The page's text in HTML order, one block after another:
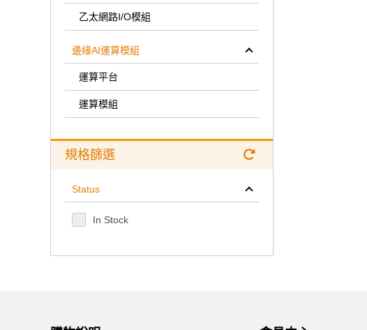
乙太網路I/O模組
邊緣AI運算模組
運算平台
運算模組
規格篩選
Status
In Stock